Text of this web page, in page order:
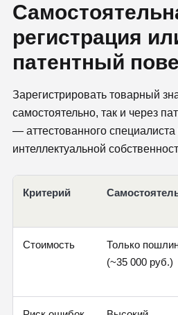
регистрация
патентный
Зарегистрировать товарный
самостоятельно, так и через
— аттестованного специалиста
интеллектуальной
Критерий
Стоимость
Только
(~35 000 руб.)